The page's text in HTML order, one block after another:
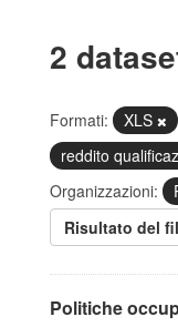
2
Formati: XLS
reddito
Organizzazioni:
Risultato del
Politiche